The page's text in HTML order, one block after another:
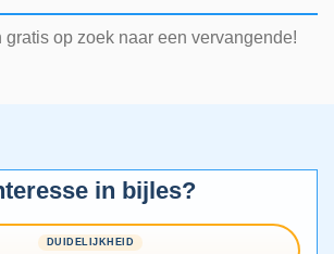
op zoek naar een vervangende!
in bijles?
DUIDELIJKHEID